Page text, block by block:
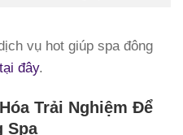
vụ hot giúp spa đông
tại đây.
Trải Nghiệm Để
Spa